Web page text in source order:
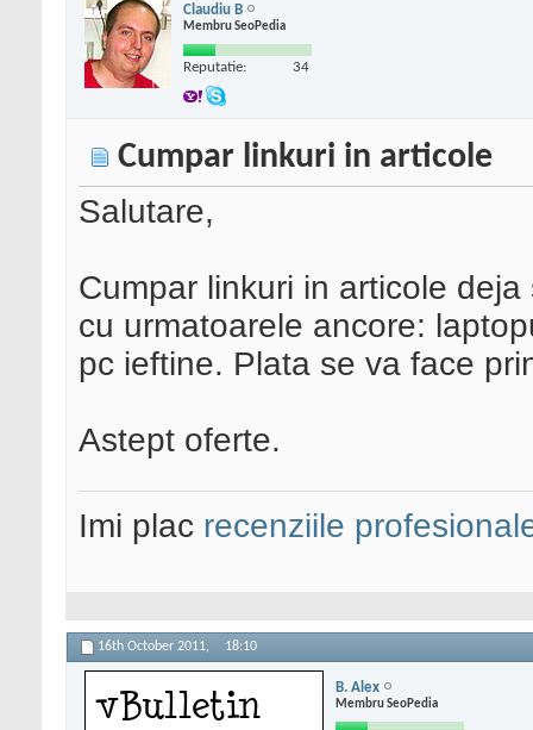
Claudiu B
Membru SeoPedia
Reputatie: 34
Cumpar linkuri in articole
Salutare,
Cumpar linkuri in articole
cu urmatoarele ancore:
pc ieftine. Plata se va face
Astept oferte.
Imi plac recenziile
16th October 2011, 18:10
B. Alex
Membru SeoPedia